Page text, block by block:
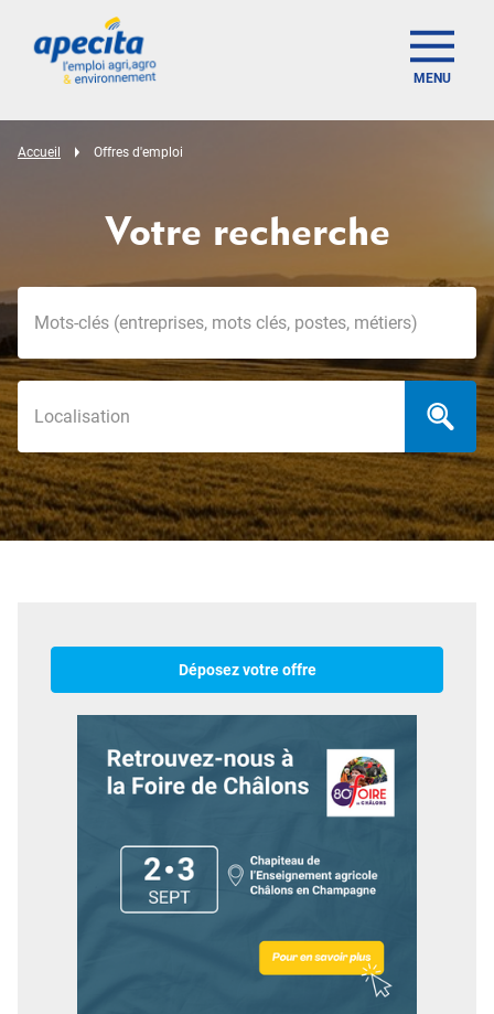
MENU
Accueil Offres d'emploi
Votre recherche
Déposez votre offre